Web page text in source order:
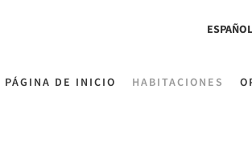
ESPAÑOL
PÁGINA DE INICIO HABITACIONES